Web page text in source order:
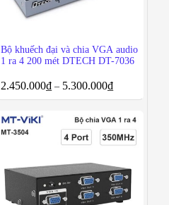
Bộ khuếch đại và chia VGA audio
1 ra 4 200 mét DTECH DT-7036
2.450.000₫ – 5.300.000₫